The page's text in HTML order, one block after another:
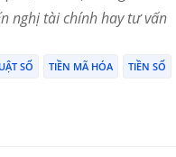
nghị tài chính hay tư vấn
SỐ TIỀN MÃ HÓA TIỀN SỐ